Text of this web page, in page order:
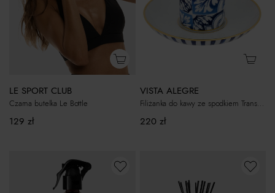
LE SPORT CLUB
Czarna butelka Le Bottle
129 zł
VISTA ALEGRE
Filiżanka do kawy ze spodkiem Transatlântica
220 zł